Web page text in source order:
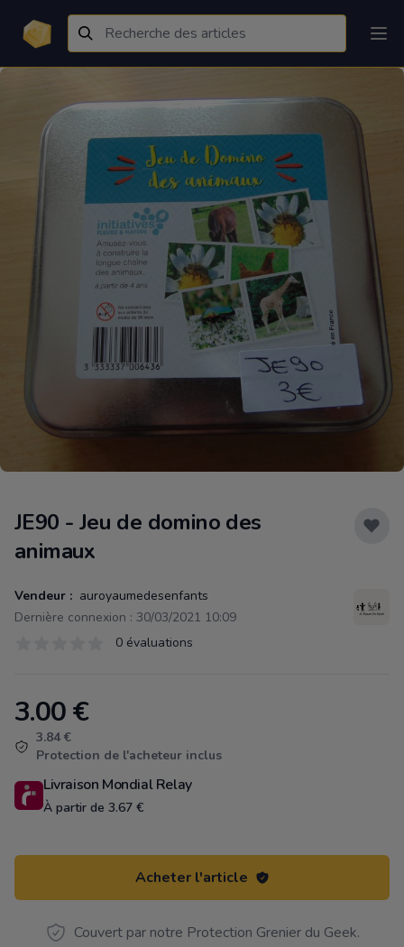
JE90 - Jeu de domino des
animaux
Vendeur : auroyaumedesenfants
Dernière connexion : 30/03/2021 10:09
0 évaluations
Product information
3.00€
3.84 €
Protection de l'acheteur inclus
Livraison Mondial Relay
À partir de 3.67 €
Acheter l'article
Couvert par notre Protection Grenier du Geek.